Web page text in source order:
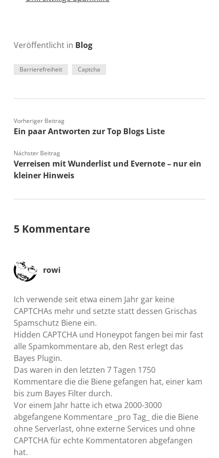
Veröffentlicht in Blog
Barrierefreiheit Captcha
Vorheriger Beitrag
Ein paar Antworten zur Top Blogs Liste
Nächster Beitrag
Verreisen mit Wunderlist und Evernote – nur ein
kleiner Hinweis
5 Kommentare
rowi
Ich verwende seit etwa einem Jahr gar keine
CAPTCHAs mehr und setzte statt dessen Grischas
Spamschutz Biene ein.
Hidden CAPTCHA und Honeypot fangen bei mir fast
alle Spamkommentare ab, den Rest erlegt das
Bayes Plugin.
Das waren in den letzten 7 Tagen 1750
Kommentare die die Biene gefangen hat, einer kam
bis zum Bayes Filter durch.
Vor einem Jahr hatte ich etwa 2000-3000
abgefangene Kommentare _pro Tag_ die die Biene
ohne Serverlast, ohne externe Services und ohne
CAPTCHA für echte Kommentatoren abgefangen
hat.